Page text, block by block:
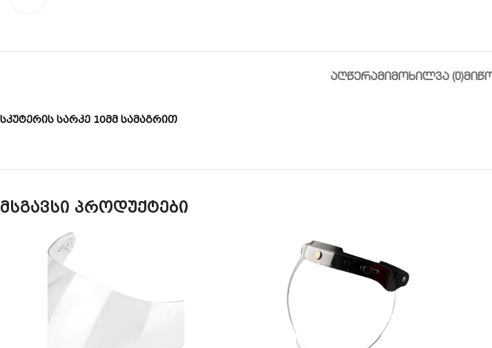
ᲐᲦᲬᲔᲠᲐᲛᲘᲛᲝᲮᲘᲚᲕᲐ (0)
სკუტერის სარკე 10მმ სამაგრით
მსგავსი პროდუქტები